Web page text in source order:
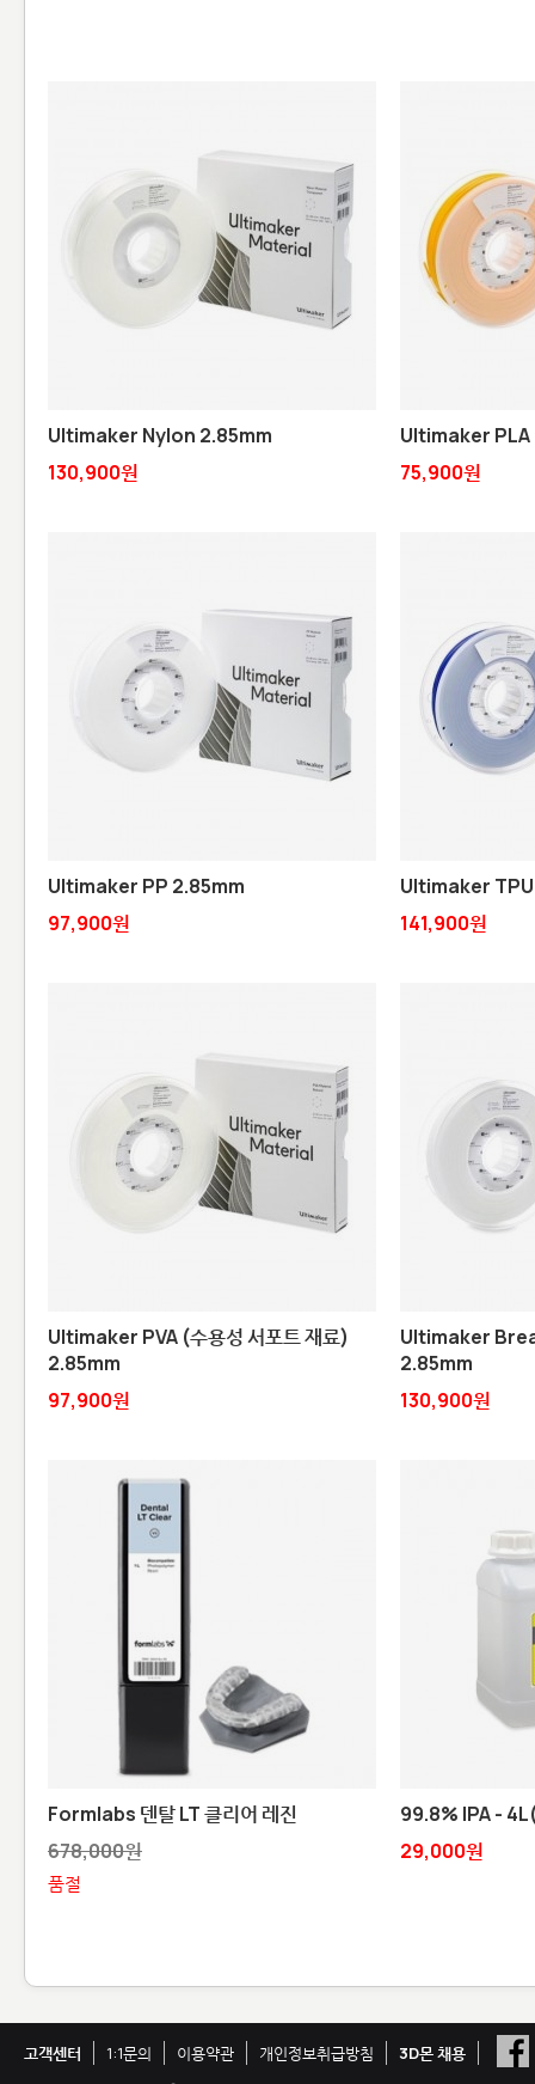
Ultimaker Nylon 2.85mm
130,900원
Ultimaker PLA
75,900원
Ultimaker PP 2.85mm
97,900원
Ultimaker
141,900원
Ultimaker PVA (수용성 서포트 재료)
2.85mm
97,900원
Ultimaker
2.85mm
130,900원
Formlabs 덴탈 LT 클리어 레진
678,000원
품절
99.8% IPA -
29,000원
고객센터 1:1문의 이용약관 개인정보취급방침
3D몬 채용